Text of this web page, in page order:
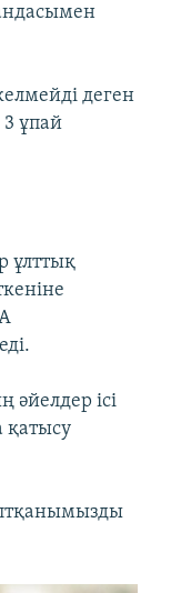
деген
ұпай
ұлттық
әйелдер ісі
қатысу